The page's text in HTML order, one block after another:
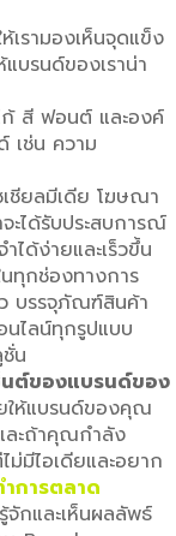
รามองเห็นจุดแข็ง
บรนด์ของเราน่า
ก้ สี ฟอนต์ และองค์
เช่น ความ
เชียลมีเดีย โฆษณา
ได้รับประสบการณ์
ได้ง่ายและเร็วขึ้น
ทุกช่องทางการ
บรรจุภัณฑ์สินค้า
ไลน์ทุกรูปแบบ
ต์ของแบรนด์ของ
ให้แบรนด์ของคุณ
ละถ้าคุณกำลัง
มีไอเดียและอยาก
การตลาด
กและเห็นผลลัพธ์